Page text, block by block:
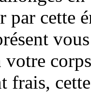
par cette
frais,